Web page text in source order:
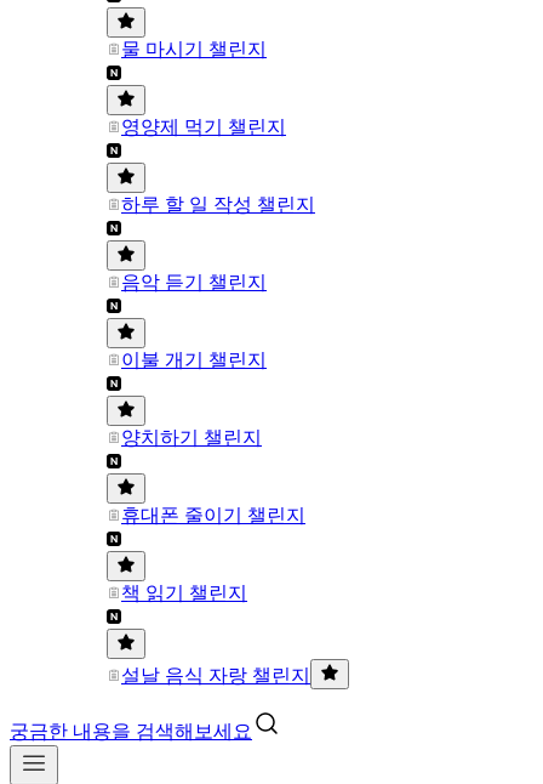
물 마시기 챌린지
영양제 먹기 챌린지
하루 할 일 작성 챌린지
음악 듣기 챌린지
이불 개기 챌린지
양치하기 챌린지
휴대폰 줄이기 챌린지
책 읽기 챌린지
설날 음식 자랑 챌린지
궁금한 내용을 검색해보세요